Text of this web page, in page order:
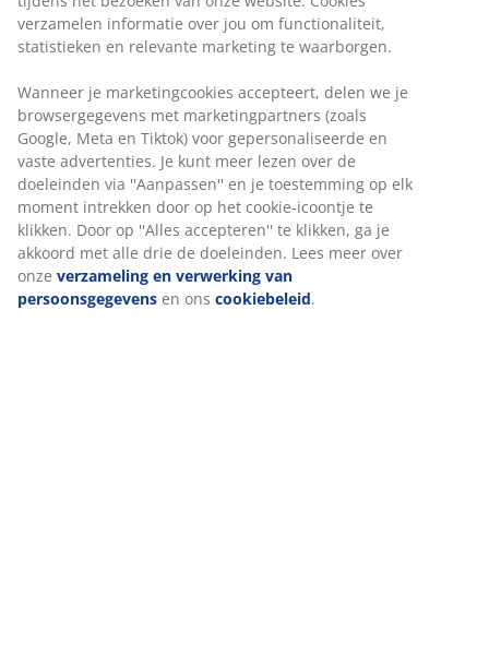
Artikelnummer: 4700002
Specificaties
Beoordelingen
(54)